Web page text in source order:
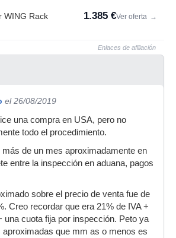
WING Rack 1.385 €Ver oferta →
Enlaces de afiliación
el 26/08/2019
una compra en USA, pero no
todo el procedimiento.
más de un mes aproximadamente en
entre la inspección en aduana, pagos
sobre el precio de venta fue de
Creo recordar que era 21% de IVA +
una cuota fija por inspección. Peto ya
aproximadas que mm as o menos es